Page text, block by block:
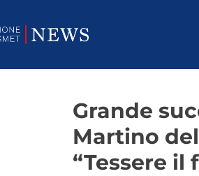
Grande
Martino
“Tessere il